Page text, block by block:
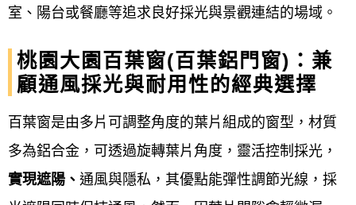
桃園大園鋁門窗服務流程
鋁門窗工程宅急便提供桃園大園
包含：來電諮詢、到府丈量、設計規劃、報價簽約、
固服務。此流程確保從客戶需求到完工驗收，每個環
節都有專人負責與跟進，以提供客製化且符合需求的
產品與服務。
室、陽台或餐廳等追求良好採光與景觀連結的場域。
桃園大園百葉窗(百葉鋁門窗)：兼
顧通風採光與耐用性的經典選擇
百葉窗是由多片可調整角度的葉片組成的窗型，材質
多為鋁合金，可透過旋轉葉片角度，靈活控制採光，
實現遮陽、 通風與隱私，其優點能彈性調節光線，採